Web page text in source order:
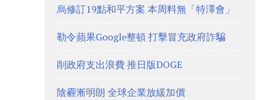
烏修訂19點和平方案 本周料無「特澤會」
勒令蘋果Google整頓 打擊冒充政府詐騙
削政府支出浪費 推日版DOGE
陰霾漸明朗 全球企業放緩加價